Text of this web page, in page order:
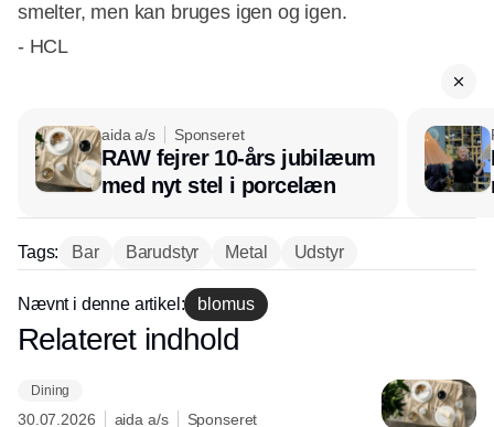
smelter, men kan bruges igen og igen.
- HCL
Annonce
aida a/s Sponseret
RAW fejrer 10-års jubilæum
med nyt stel i porcelæn
Tags: Bar Barudstyr Metal Udstyr
Nævnt i denne artikel: blomus
Annonce
Relateret indhold
Dining
30.07.2026 aida a/s Sponseret